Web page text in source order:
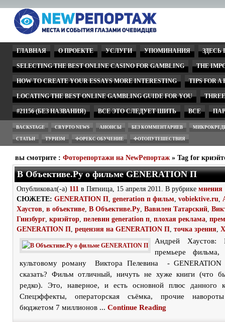
ГЛАВНАЯ О ПРОЕКТЕ УСЛУГИ УПОМИНАНИЯ
SELECTING THE BEST ONLINE CASINO FOR GAMBLING THE
HOW TO CREATE YOUR ESSAYS MORE INTERESTING TIPS FOR A
LOCATING THE BEST ONLINE GAMBLING GUIDE FOR YOU
#21156 (БЕЗ НАЗВАНИЯ) ВСЕ ЭТО СЛЕДУЕТ ШИТЬ ВСЕ
BACKSTAGE CRYPTO NEWS АНОНСЫ БЕЗ КОММЕНТАРИЕВ
СТАТЬИ ТУРИЗМ ФОРЕКС ОБУЧЕНИЕ ФОТОПУТЕШЕСТВИЯ
вы смотрите : Фоторепортажи на NewРепортаж » Tag for
В Объективе.Ру о фильме GENERATION П
Опубликовал(-а) 111 в Пятница, 15 апреля 2011. В рубрике мнения
СЮЖЕТЕ: GENERATION П generation п фильм vobiektive.ru
Хаустов в объективе В Объективе.Ру Вавилен Татарский
Гинзбург криэйтор пелевин generation п плохая реклама
GENERATION П рецензия на GENERATION П точка зрения
Андрей Хаустов:
премьере фильма,
культовому роману Виктора Пелевина -
сказать? Фильм отличный, ничуть не хуже книги (что
редко). Это, наверное, и есть основной плюс данного
Спецэффекты, операторская съёмка, прочие
бюджетом 7 миллионов ... Continue Reading